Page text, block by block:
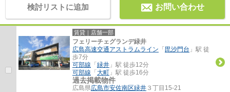
検討リストに追加 お問い合わせ
賃貸｜店舗一部
フェリーチェグランデ緑井
広島高速交通アストラムライン 「 毘沙門台 」駅 徒
歩7分
可部線 「 緑井 」駅 徒歩12分
可部線 「 大町 」駅 徒歩16分
過去掲載物件
広島県広島市安佐南区緑井 ３丁目15-21